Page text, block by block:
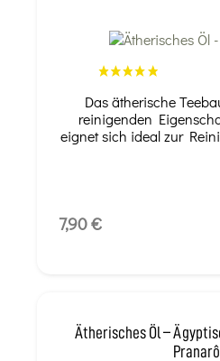
Das ätherische
reinigenden
eignet sich ideal zur
7,90 €
Ätherisches Öl –